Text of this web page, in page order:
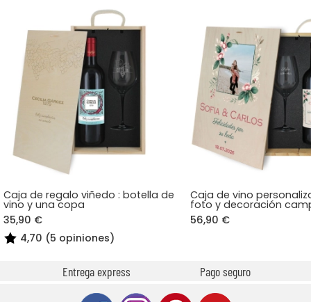
Caja de regalo viñedo : botella de
vino y una copa
35,90 €
4,70 (5 opiniones)
Caja de vino
foto y decoración
56,90 €
Entrega express Pago seguro